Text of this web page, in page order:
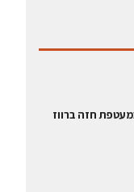
חזה ברווז